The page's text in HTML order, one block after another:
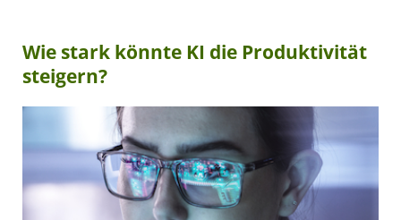
Wie stark könnte KI die Produktivität
steigern?